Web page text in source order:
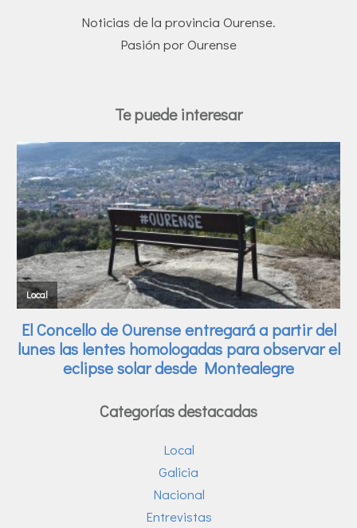
Noticias de la provincia Ourense.
Pasión por Ourense
Te puede interesar
Categorías destacadas
Local
Galicia
Nacional
Entrevistas